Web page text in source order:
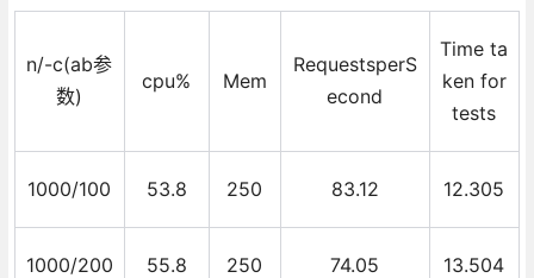
n/-c(ab参
数)
cpu% Mem
RequestsperS
econd
Time ta
ken for
tests
1000/100 53.8 250 83.12 12.305
1000/200 55.8 250 74.05 13.504